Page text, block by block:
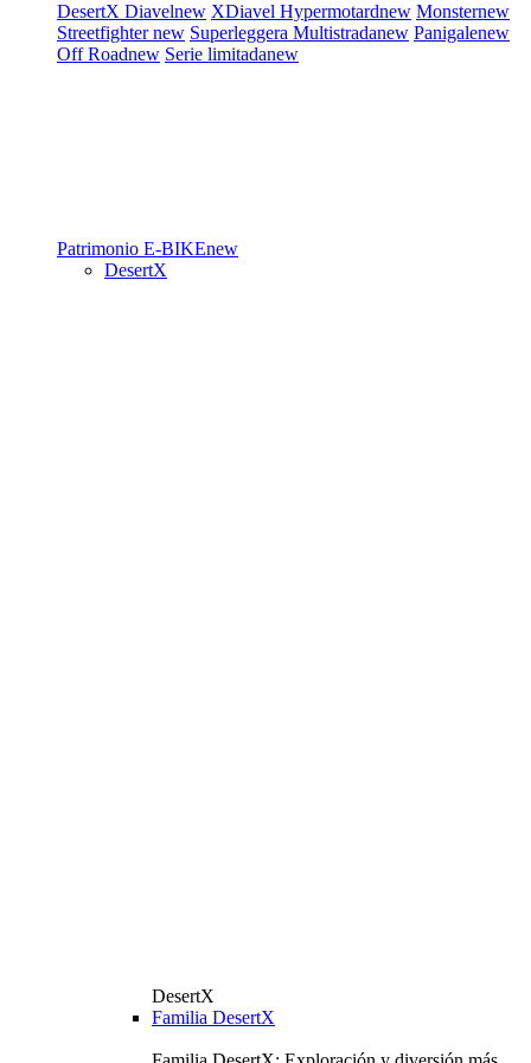
DesertX Diavelnew XDiavel Hypermotardnew Monsternew
Streetfighternew Superleggera Multistradanew Panigalenew
Off Roadnew Serie limitadanew
Patrimonio E-BIKEnew
DesertX
DesertX
Familia DesertX